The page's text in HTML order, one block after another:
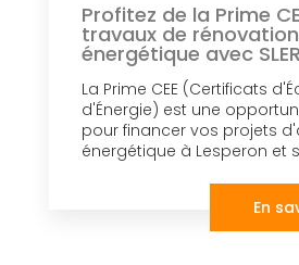
Profitez de la Prime
travaux de rénovation
énergétique avec
La Prime CEE (Certificats
d'Énergie) est une
pour financer vos projets
énergétique à Lesperon et
En